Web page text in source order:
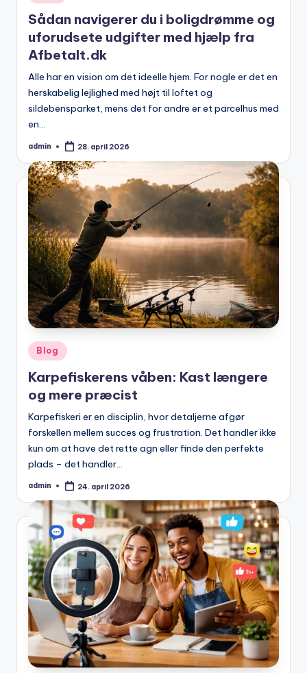
in
Sådan navigerer du i boligdrømme og
uforudsete udgifter med hjælp fra
Afbetalt.dk
Alle har en vision om det ideelle hjem. For nogle er det en
herskabelig lejlighed med højt til loftet og
sildebensparket, mens det for andre er et parcelhus med
en…
Posted
admin 28. april 2026
Posted
in
Blog
Karpefiskerens våben: Kast længere
og mere præcist
Karpefiskeri er en disciplin, hvor detaljerne afgør
forskellen mellem succes og frustration. Det handler ikke
kun om at have det rette agn eller finde den perfekte
plads – det handler…
Posted
admin 24. april 2026